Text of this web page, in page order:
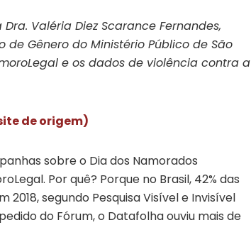
Valéria Diez Scarance Fernandes,
Gênero do Ministério Público de São
e os dados de violência contra a
de origem)
sobre o Dia dos Namorados
Por quê? Porque no Brasil, 42% das
segundo Pesquisa Visível e Invisível
do Fórum, o Datafolha ouviu mais de